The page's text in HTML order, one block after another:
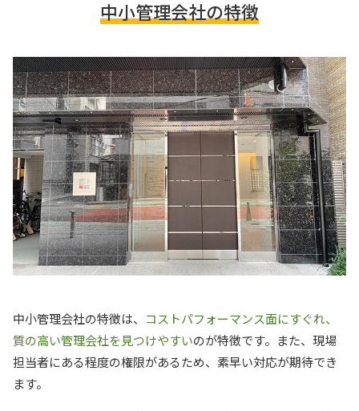
中小管理会社の特徴
中小管理会社の特徴は、 コストパフォーマンス面にすぐれ、
質の高い管理会社を見つけやすいのが特徴です。また、現場
担当者にある程度の権限があるため、素早い対応が期待でき
ます。